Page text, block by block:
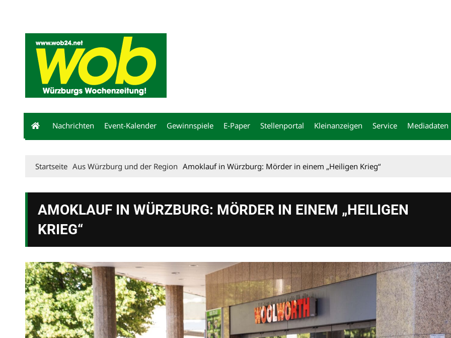
Nachrichten Event-Kalender Gewinnspiele E-Paper Stellenportal Kleinanzeigen Service Mediadaten
Startseite Aus Würzburg und der Region Amoklauf in Würzburg: Mörder in einem „Heiligen Krieg“
AMOKLAUF IN WÜRZBURG: MÖRDER IN EINEM „HEILIGEN
KRIEG“